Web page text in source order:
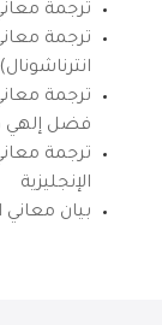
ترجمة
ترجمة
انترناشونال)
ترجمة
فضل إلهي
ترجمة
الإنجليزية
بيان معاني